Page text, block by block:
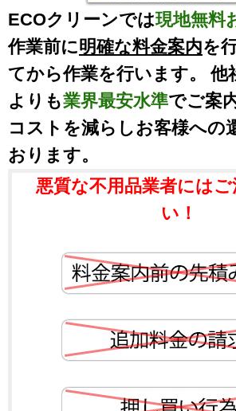
ECOクリーンでは現地無料
作業前に明確な料金案内を
てから作業を行います。 他
よりも業界最安水準でご案
コストを減らしお客様への
おります。
悪質な不用品業者にはご
い！